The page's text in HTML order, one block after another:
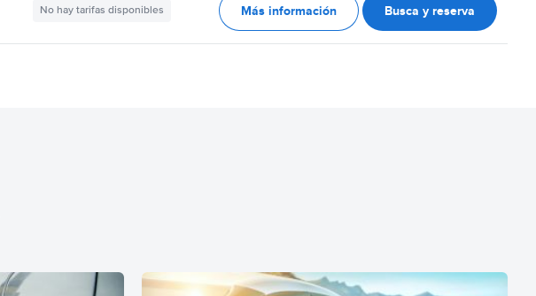
No hay tarifas disponibles Más información Busca y reserva